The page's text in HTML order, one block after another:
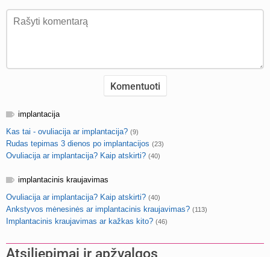
implantacija
Kas tai - ovuliacija ar implantacija? (9)
Rudas tepimas 3 dienos po implantacijos (23)
Ovuliacija ar implantacija? Kaip atskirti? (40)
implantacinis kraujavimas
Ovuliacija ar implantacija? Kaip atskirti? (40)
Ankstyvos mėnesinės ar implantacinis kraujavimas? (113)
Implantacinis kraujavimas ar kažkas kito? (46)
Atsiliepimai ir apžvalgos